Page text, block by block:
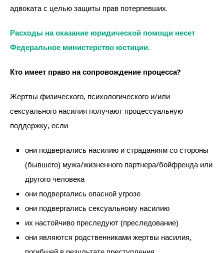
адвоката с целью защиты прав потерпевших.
Расходы на оказание юридической помощи несет
Федеральное министерство юстиции.
Кто имеет право на сопровождение процесса?
Жертвы физического, психологического и/или
сексуального насилия получают процессуальную
поддержку, если
они подвергались насилию и страданиям со стороны
(бывшего) мужа/жизненного партнера/бойфренда или
другого человека
они подвергались опасной угрозе
они подвергались сексуальному насилию
их настойчиво преследуют (преследование)
они являются родственниками жертвы насилия,